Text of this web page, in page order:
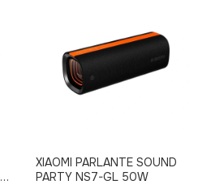
XIAOMI PARLANTE SOUND
PARTY NS7-GL 50W